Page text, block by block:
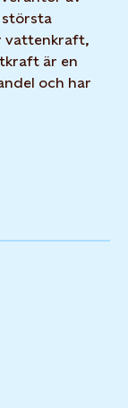
största
vattenkraft,
är en
och har